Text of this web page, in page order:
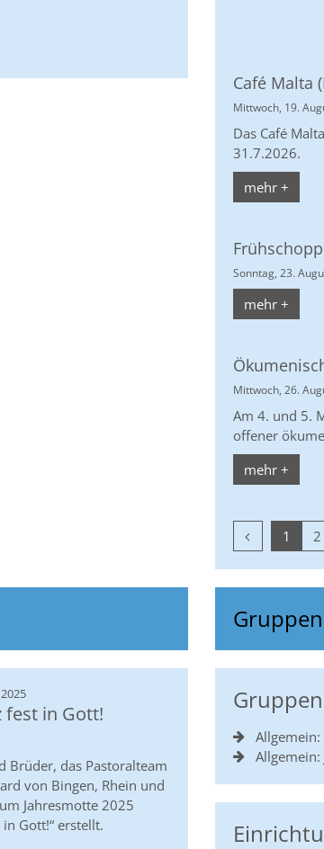
Café Malta
Mittwoch, 19.
Das Café
31.7.2026.
mehr +
Sonntag, 23.
mehr +
Mittwoch, 26.
Am 4. und 5.
offener
mehr +
Vorherige
1 2
:
fest in Gott!
Brüder, das Pastoralteam
von Bingen, Rhein und
Jahresmotte 2025
Gott!“ erstellt.
Allgemein: